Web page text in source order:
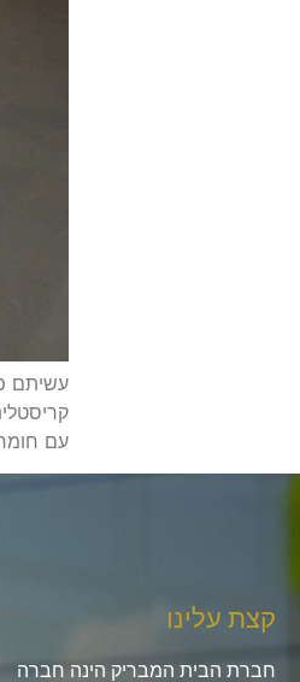
עשיתם
עם
קצת עלינו
חברת הבית המבריק הינה חברה